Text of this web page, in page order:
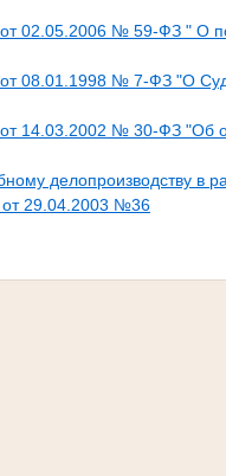
02.05.2006 № 59-ФЗ " О
08.01.1998 № 7-ФЗ "О
14.03.2002 № 30-ФЗ "Об
делопроизводству в
29.04.2003 №36